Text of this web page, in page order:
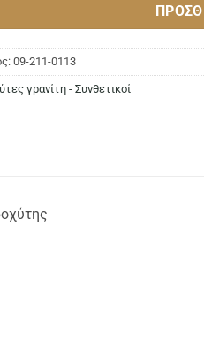
09-211-0113
γρανίτη - Συνθετικοί